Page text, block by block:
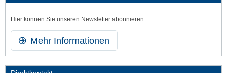
Hier können Sie unseren Newsletter abonnieren.
Mehr Informationen